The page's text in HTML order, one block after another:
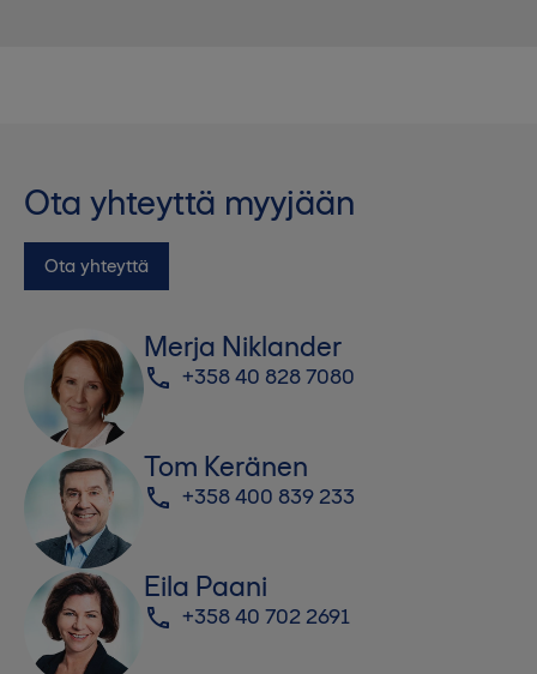
Ota yhteyttä myyjään
Ota yhteyttä
Merja Niklander
+358 40 828 7080
Tom Keränen
+358 400 839 233
Eila Paani
+358 40 702 2691